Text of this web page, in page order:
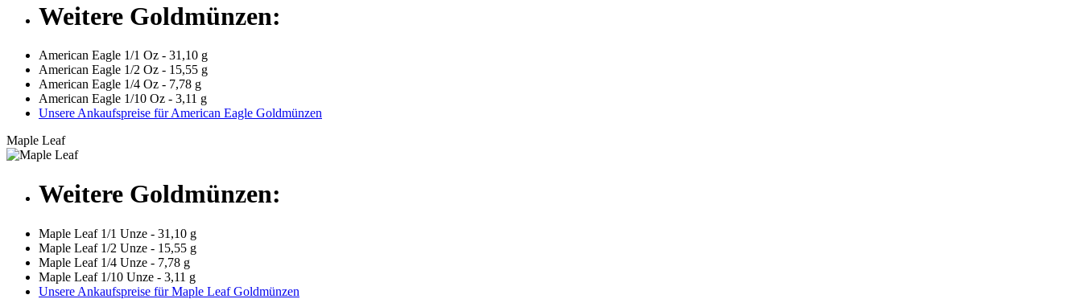
Weitere Goldmünzen:
American Eagle 1/1 Oz - 31,10 g
American Eagle 1/2 Oz - 15,55 g
American Eagle 1/4 Oz - 7,78 g
American Eagle 1/10 Oz - 3,11 g
Unsere Ankaufspreise für American Eagle Goldmünzen
Maple Leaf
Weitere Goldmünzen:
Maple Leaf 1/1 Unze - 31,10 g
Maple Leaf 1/2 Unze - 15,55 g
Maple Leaf 1/4 Unze - 7,78 g
Maple Leaf 1/10 Unze - 3,11 g
Unsere Ankaufspreise für Maple Leaf Goldmünzen